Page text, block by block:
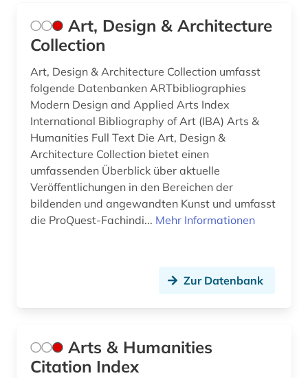
john (1)
josef (philosoph) (1)
judaica (1)
judaistik (3)
juden (2)
judentum (5)
jüdische forschung (1)
kamasutra (1)
kanon (1)
kant (12)
Art, Design & Architecture
Collection
Art, Design & Architecture Collection umfasst
folgende Datenbanken ARTbibliographies
Modern Design and Applied Arts Index
International Bibliography of Art (IBA) Arts &
Humanities Full Text Die Art, Design &
Architecture Collection bietet einen
umfassenden Überblick über aktuelle
Veröffentlichungen in den Bereichen der
bildenden und angewandten Kunst und umfasst
die ProQuest-Fachindi... Mehr Informationen
Zur Datenbank
Arts & Humanities
Citation Index